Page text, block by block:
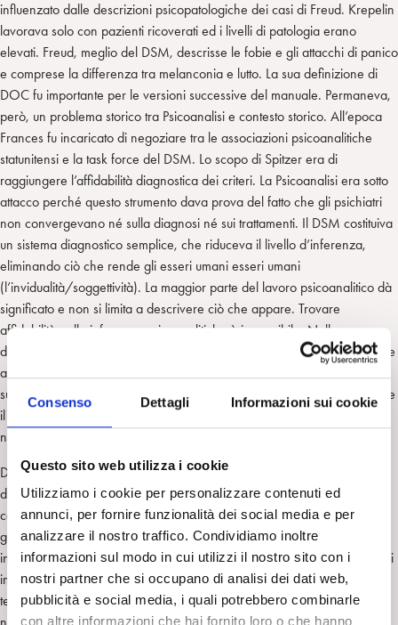
Consenso Dettagli Informazioni sui cookie
Questo sito web utilizza i cookie
Utilizziamo i cookie per personalizzare contenuti ed
annunci, per fornire funzionalità dei social media e per
analizzare il nostro traffico. Condividiamo inoltre
informazioni sul modo in cui utilizzi il nostro sito con i
nostri partner che si occupano di analisi dei dati web,
pubblicità e social media, i quali potrebbero combinarle
con altre informazioni che hai fornito loro o che hanno
influenzato dalle descrizioni psicopatologiche dei casi di Freud. Krepelin
lavorava solo con pazienti ricoverati ed i livelli di patologia erano
elevati. Freud, meglio del DSM, descrisse le fobie e gli attacchi di panico
e comprese la differenza tra melanconia e lutto. La sua definizione di
DOC fu importante per le versioni successive del manuale. Permaneva,
però, un problema storico tra Psicoanalisi e contesto storico. All’epoca
Frances fu incaricato di negoziare tra le associazioni psicoanalitiche
statunitensi e la task force del DSM. Lo scopo di Spitzer era di
raggiungere l’affidabilità diagnostica dei criteri. La Psicoanalisi era sotto
attacco perché questo strumento dava prova del fatto che gli psichiatri
non convergevano né sulla diagnosi né sui trattamenti. Il DSM costituiva
un sistema diagnostico semplice, che riduceva il livello d’inferenza,
eliminando ciò che rende gli esseri umani esseri umani
(l’invidualità/soggettività). La maggior parte del lavoro psicoanalitico dà
significato e non si limita a descrivere ciò che appare. Trovare
affidabilità nelle inferenze psicoanalitiche è impossibile. Nelle
discussione di un caso clinico, ogni scuola è convinta di avere ragione e
avere la verità. Il dibattito psicoanalitico sul DSM era molto concentrato
sui termini simbolici, si poneva su cose marginali (mantenere o eliminare
il termine nevrosi). Per altro nevrosi non è un termine psicoanalitico. Le
nevrosi erano trattate dai neurologi.
Dopo la seconda guerra mondiale ci furono i dipartimenti di psichiatria,
diretti o influenzati da psicoanalisti. La Psicoanalisi dominò anche in altri
campi (Antropologia, Storia dell’arte, Psicologia). Era un movimento di
grande forza negli Stati Uniti. Dopo l’uscita del DSM le persone
iniziarono a parlare dei loro sintomi e non dei loro sogni. La Psicoanalisi
iniziò ad essere messa in crisi dalle neuroscienze e da altri approcci o
teorie. Non c’è dubbio che la Psicoanalisi era praticamente scomparsa